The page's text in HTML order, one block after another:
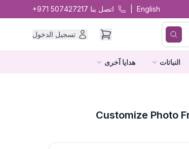
English اتصل بنا +971 507427217
تسجيل الدخول
النباتات هدايا آخرى
Customize Photo